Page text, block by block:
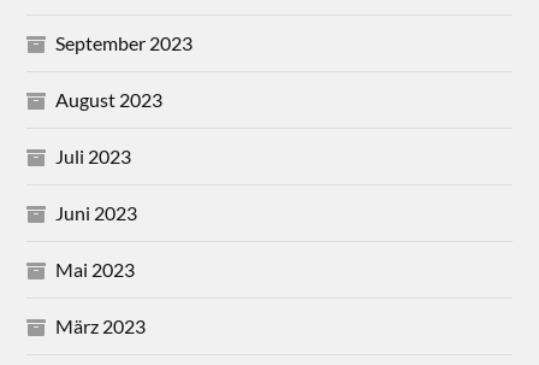
September 2023
August 2023
Juli 2023
Juni 2023
Mai 2023
März 2023